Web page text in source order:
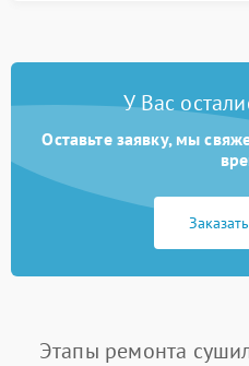
У Вас
Оставьте заявку, мы
Этапы ремонта